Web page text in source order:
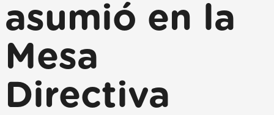
asumió en la
Mesa
Directiva